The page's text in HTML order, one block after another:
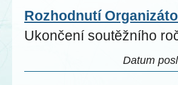
Rozhodnutí
Ukončení soutěžního
Datum